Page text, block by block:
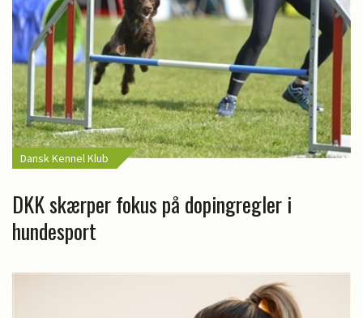
Dansk Kennel Klub
DKK skærper fokus på dopingregler i
hundesport